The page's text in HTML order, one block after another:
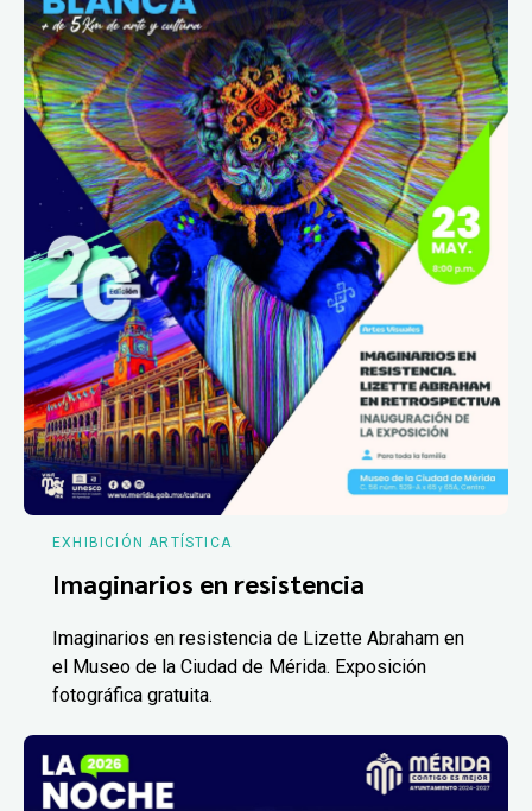
EXHIBICIÓN ARTÍSTICA
Imaginarios en resistencia
Imaginarios en resistencia de Lizette Abraham en
el Museo de la Ciudad de Mérida. Exposición
fotográfica gratuita.